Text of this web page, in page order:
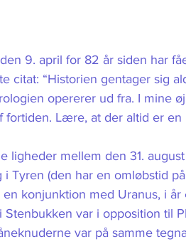
9. april for 82 år siden har
citat: “Historien gentager sig
opererer ud fra. I mine
fortiden. Lære, at der altid er
ligheder mellem den 31.
Tyren (den har en omløbstid
konjunktion med Uranus, i år
var i opposition til
var på samme